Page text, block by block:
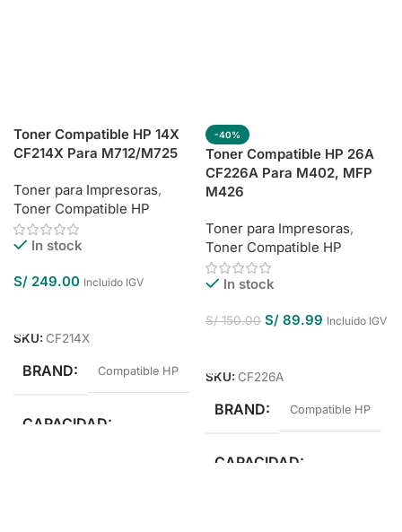
Toner Compatible HP 14X
CF214X Para M712/M725
Toner para Impresoras,
Toner Compatible HP
In stock
S/ 249.00 Incluido IGV
SKU: CF214X
BRAND Compatible HP
CAPACIDAD
-40%
Toner Compatible HP 26A
CF226A Para M402, MFP
M426
Toner para Impresoras,
Toner Compatible HP
In stock
S/150.00 S/ 89.99 Incluido IGV
SKU: CF226A
BRAND Compatible HP
CAPACIDAD